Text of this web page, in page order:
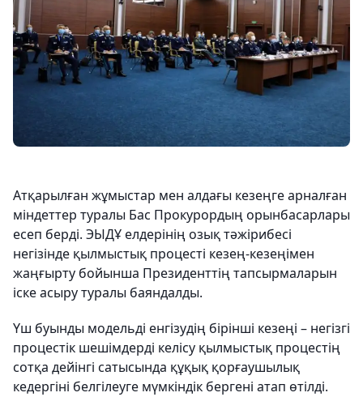
Атқарылған жұмыстар мен алдағы кезеңге арналған
міндеттер туралы Бас Прокурордың орынбасарлары
есеп берді. ЭЫДҰ елдерінің озық тәжірибесі
негізінде қылмыстық процесті кезең-кезеңімен
жаңғырту бойынша Президенттің тапсырмаларын
іске асыру туралы баяндалды.
Үш буынды модельді енгізудің бірінші кезеңі – негізгі
процестік шешімдерді келісу қылмыстық процестің
сотқа дейінгі сатысында құқық қорғаушылық
кедергіні белгілеуге мүмкіндік бергені атап өтілді.